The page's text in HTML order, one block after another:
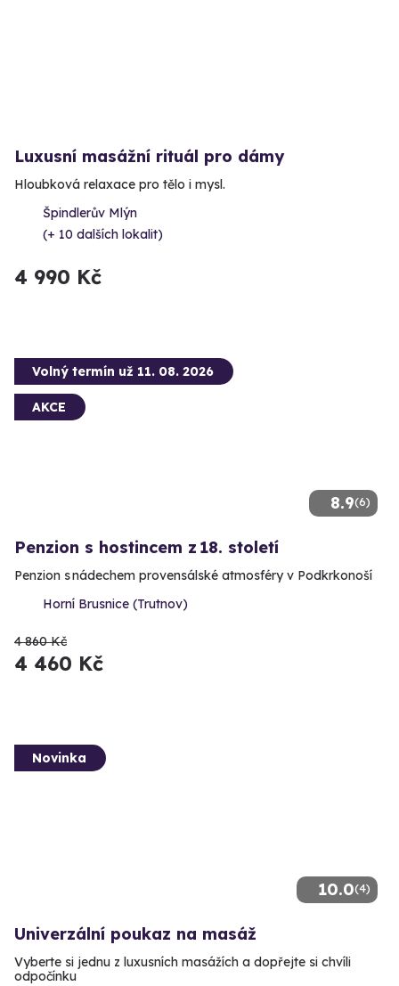
Luxusní masážní rituál pro dámy
Hloubková relaxace pro tělo i mysl.
Špindlerův Mlýn
(+ 10 dalších lokalit)
4 990 Kč
8.9(6)
Volný termín už 11. 08. 2026
AKCE
Penzion s hostincem z 18. století
Penzion s nádechem provensálské atmosféry v Podkrkonoší
Horní Brusnice (Trutnov)
4 860 Kč
4 460 Kč
10.0(4)
Novinka
Univerzální poukaz na masáž
Vyberte si jednu z luxusních masážích a dopřejte si chvíli
odpočínku